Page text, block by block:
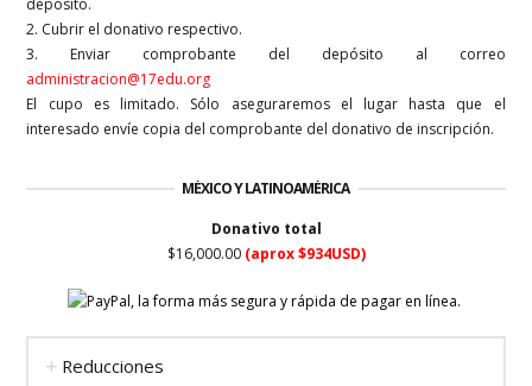
2. Cubrir el donativo respectivo.
3. Enviar comprobante del depósito al correo
administracion@17edu.org
El cupo es limitado. Sólo aseguraremos el lugar hasta que el
interesado envíe copia del comprobante del donativo de inscripción.
MÉXICO Y LATINOAMÉRICA
Donativo total
$16,000.00 (aprox $934USD)
Reducciones